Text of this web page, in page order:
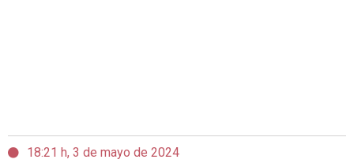
18:21 h, 3 de mayo de 2024